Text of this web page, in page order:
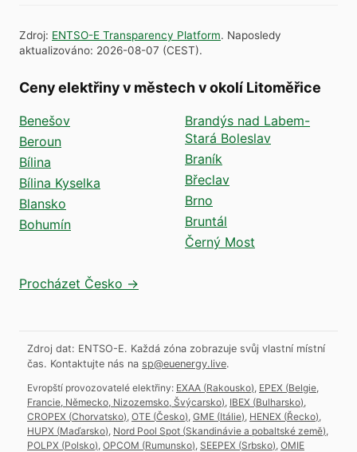
Zdroj: ENTSO-E Transparency Platform. Naposledy
aktualizováno: 2026-08-07 (CEST).
Ceny elektřiny v městech v okolí Litoměřice
Benešov
Beroun
Bílina
Bílina Kyselka
Blansko
Bohumín
Brandýs nad Labem-
Stará Boleslav
Braník
Břeclav
Brno
Bruntál
Černý Most
Procházet Česko →
Zdroj dat: ENTSO-E. Každá zóna zobrazuje svůj vlastní místní
čas. Kontaktujte nás na sp@euenergy.live.
Evropští provozovatelé elektřiny: EXAA (Rakousko) EPEX (Belgie,
Francie, Německo, Nizozemsko, Švýcarsko) IBEX (Bulharsko)
CROPEX (Chorvatsko) OTE (Česko) GME (Itálie) HENEX (Řecko)
HUPX (Maďarsko) Nord Pool Spot (Skandinávie a pobaltské země)
POLPX (Polsko) OPCOM (Rumunsko) SEEPEX (Srbsko) OMIE